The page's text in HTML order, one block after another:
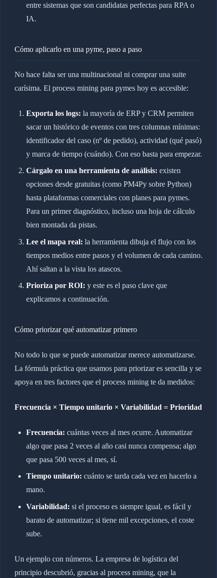
entre sistemas que son candidatas perfectas para RPA o
IA.
Cómo aplicarlo en una pyme, paso a paso
No hace falta ser una multinacional ni comprar una suite
carísima. El process mining para pymes hoy es accesible:
Exporta los logs: la mayoría de ERP y CRM permiten
sacar un histórico de eventos con tres columnas mínimas:
identificador del caso (nº de pedido), actividad (qué pasó)
y marca de tiempo (cuándo). Con eso basta para empezar.
Cárgalo en una herramienta de análisis: existen
opciones desde gratuitas (como PM4Py sobre Python)
hasta plataformas comerciales con planes para pymes.
Para un primer diagnóstico, incluso una hoja de cálculo
bien montada da pistas.
Lee el mapa real: la herramienta dibuja el flujo con los
tiempos medios entre pasos y el volumen de cada camino.
Ahí saltan a la vista los atascos.
Prioriza por ROI: y este es el paso clave que
explicamos a continuación.
Cómo priorizar qué automatizar primero
No todo lo que se puede automatizar merece automatizarse.
La fórmula práctica que usamos para priorizar es sencilla y se
apoya en tres factores que el process mining te da medidos:
Frecuencia × Tiempo unitario × Variabilidad = Prioridad
Frecuencia: cuántas veces al mes ocurre. Automatizar
algo que pasa 2 veces al año casi nunca compensa; algo
que pasa 500 veces al mes, sí.
Tiempo unitario: cuánto se tarda cada vez en hacerlo a
mano.
Variabilidad: si el proceso es siempre igual, es fácil y
barato de automatizar; si tiene mil excepciones, el coste
sube.
Un ejemplo con números. La empresa de logística del
principio descubrió, gracias al process mining, que la